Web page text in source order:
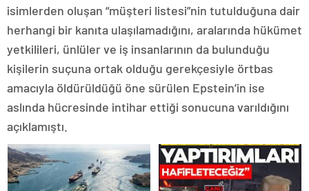
isimlerden oluşan “müşteri listesi”nin tutulduğuna dair
herhangi bir kanıta ulaşılamadığını, aralarında hükümet
yetkilileri, ünlüler ve iş insanlarının da bulunduğu
kişilerin suçuna ortak olduğu gerekçesiyle örtbas
amacıyla öldürüldüğü öne sürülen Epstein’in ise
aslında hücresinde intihar ettiği sonucuna varıldığını
açıklamıştı.